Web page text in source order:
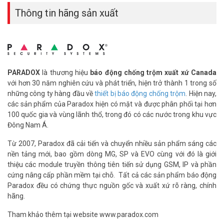
Thông tin hãng sản xuất
PARADOX là thương hiệu báo động chống trộm xuất xứ Canada
với hơn 30 năm nghiên cứu và phát triển, hiện trở thành 1 trong số
những công ty hàng đầu vềthiết bị báo động chống trộm . Hiện nay,
các sản phẩm của Paradox hiện có mặt và được phân phối tại hơn
100 quốc gia và vùng lãnh thổ, trong đó có các nước trong khu vực
Đông Nam Á.
Từ 2007, Paradox đã cải tiến và chuyển nhiều sản phẩm sáng các
nền tảng mới, bao gồm dòng MG, SP và EVO cùng với đó là giới
thiệu các module truyền thông tiên tiến sử dụng GSM, IP và phần
cứng nâng cấp phần mềm tại chỗ. Tất cả các sản phẩm báo động
Paradox đều có chứng thực nguồn gốc và xuất xứ rõ ràng, chính
hãng.
​Tham khảo thêm tại website www.paradox.com